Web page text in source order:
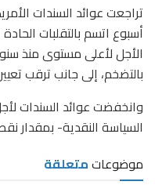
تراجعت عوائد السندات
أسبوع اتسم بالتقلبات
الأجل لأعلى مستوى منذ
بالتضخم، إلى جانب ترقب
وانخفضت عوائد السندات
السياسة النقدية- بمقدار
موضوعاتمتعلقة